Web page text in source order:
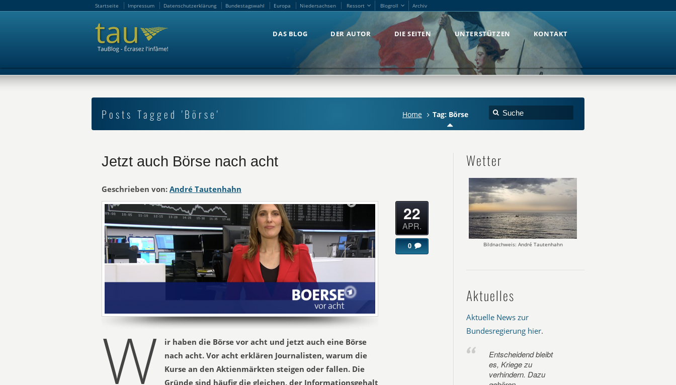
Startseite Impressum Datenschutzerklärung Bundestagswahl Europa Niedersachsen Ressort Blogroll Archiv
DAS BLOG DER AUTOR DIE SEITEN UNTERSTÜTZEN KONTAKT
Posts Tagged 'Börse' Home Tag: Börse
Jetzt auch Börse nach acht
Geschrieben von: André Tautenhahn
W
ir haben die Börse vor acht und jetzt auch eine Börse
nach acht. Vor acht erklären Journalisten, warum die
Kurse an den Aktienmärkten steigen oder fallen. Die
Gründe sind häufig die gleichen, der Informationsgehalt
22
APR.
0
Wetter
Bildnachweis: André Tautenhahn
Aktuelles
Aktuelle News zur
Bundesregierung hier.
Entscheidend bleibt
es, Kriege zu
verhindern. Dazu
Startseite Impressum Datenschutzerklärung Bundestagswahl Europa Niedersachsen Ressort Blogroll Archiv
DAS BLOG DER AUTOR DIE SEITEN UNTERSTÜTZEN KONTAKT